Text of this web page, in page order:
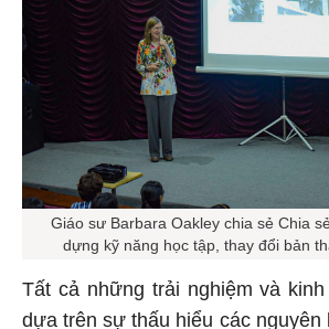
Giáo sư Barbara Oakley chia sẻ Chia
dựng kỹ năng học tập, thay đổi bản
Tất cả những trải nghiệm và
dựa trên sự thấu hiểu các nguyên